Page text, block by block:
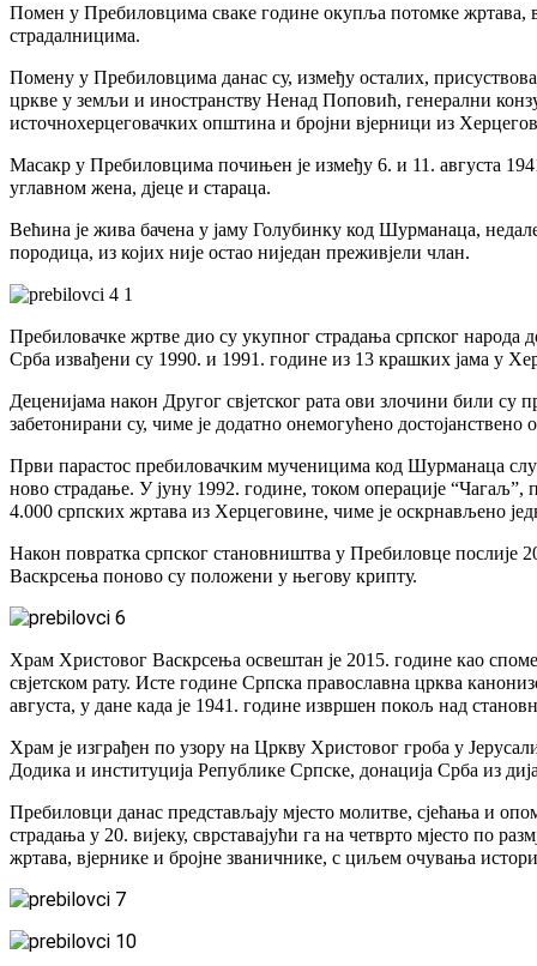
Помен у Пребиловцима сваке године окупља потомке жртава,
страдалницима.
Помену у Пребиловцима данас су, између осталих,
цркве у земљи и иностранству Ненад Поповић, генерални
источнохерцеговачких општина и бројни вјерници из
Масакр у Пребиловцима почињен је између 6. и 11. августа
углавном жена, дјеце и стараца.
Већина је жива бачена у јаму Голубинку код Шурманаца,
породица, из којих није остао ниједан преживјели члан.
Пребиловачке жртве дио су укупног страдања српског
Срба извађени су 1990. и 1991. године из 13 крашких јама у
Деценијама након Другог свјетског рата ови злочини били су
забетонирани су, чиме је додатно онемогућено
Први парастос пребиловачким мученицима код Шурманаца
ново страдање. У јуну 1992. године, током операције
4.000 српских жртава из Херцеговине, чиме је оскрнављено
Након повратка српског становништва у Пребиловце
Васкрсења поново су положени у његову крипту.
Храм Христовог Васкрсења освештан је 2015. године као
свјетском рату. Исте године Српска православна црква
августа, у дане када је 1941. године извршен покољ над
Храм је изграђен по узору на Цркву Христовог гроба у
Додика и институција Републике Српске, донација Срба из
Пребиловци данас представљају мјесто молитве, сјећања и
страдања у 20. вијеку, сврставајући га на четврто мјесто по
жртава, вјернике и бројне званичнике, с циљем очувања